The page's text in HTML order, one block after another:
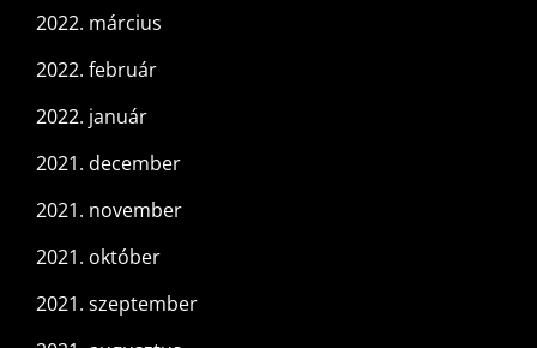
2022. március
2022. február
2022. január
2021. december
2021. november
2021. október
2021. szeptember